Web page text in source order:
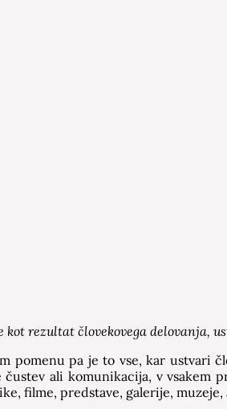
kot rezultat človekovega delovanja,
pomenu pa je to vse, kar ustvari
ali komunikacija, v
filme, predstave, galerije,